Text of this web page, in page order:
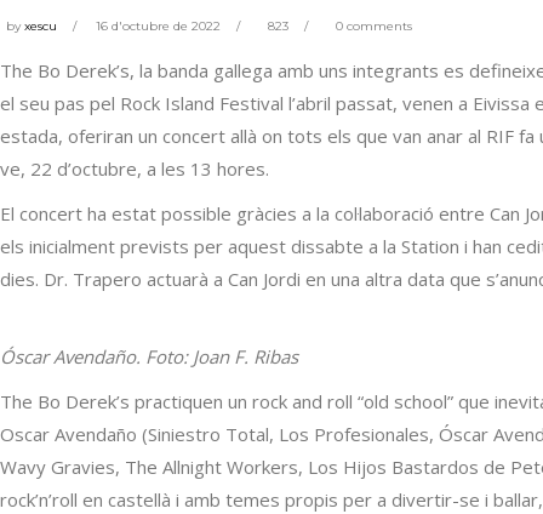
byxescu 16 d'octubre de 2022 823 0 comments
The Bo Derek’s, la banda gallega amb uns integrants es
el seu pas pel Rock Island Festival l’abril passat, venen a
estada, oferiran un concert allà on tots els que van anar al RIF
ve, 22 d’octubre, a les 13 hores.
El concert ha estat possible gràcies a la col·laboració entre Can
els inicialment prevists per aquest dissabte a la Station i han
dies. Dr. Trapero actuarà a Can Jordi en una altra data que
Óscar Avendaño. Foto: Joan F. Ribas
The Bo Derek’s practiquen un rock and roll “old school” que
Oscar Avendaño (Siniestro Total, Los Profesionales, Óscar
Wavy Gravies, The Allnight Workers, Los Hijos Bastardos de
rock’n’roll en castellà i amb temes propis per a divertir-se i